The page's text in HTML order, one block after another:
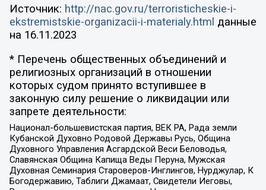
Источник: http://nac.gov.ru/terroristicheskie-i-
ekstremistskie-organizacii-i-materialy.html данные
на 16.11.2023
* Перечень общественных объединений и
религиозных организаций в отношении
которых судом принято вступившее в
законную силу решение о ликвидации или
запрете деятельности:
Национал-большевистская партия, ВЕК РА, Рада земли
Кубанской Духовно Родовой Державы Русь, Община
Духовного Управления Асгардской Веси Беловодья,
Славянская Община Капища Веды Перуна, Мужская
Духовная Семинария Староверов-Инглингов, Нурджулар, К
Богодержавию, Таблиги Джамаат, Свидетели Иеговы,